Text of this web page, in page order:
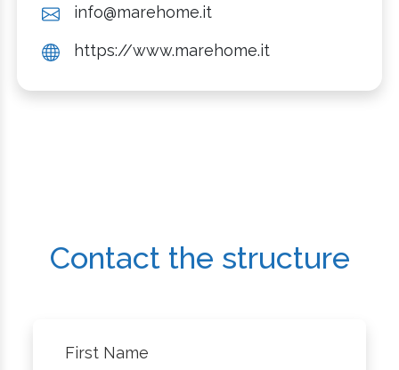
info@marehome.it
https://www.marehome.it
Contact the structure
First Name